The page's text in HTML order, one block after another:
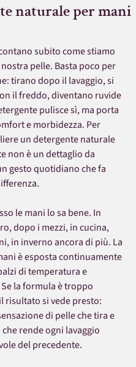
naturale per mani
subito come stiamo
pelle. Basta poco per
tirano dopo il lavaggio, si
il freddo, diventano ruvide
pulisce sì, ma porta
e morbidezza. Per
un detergente naturale
non è un dettaglio da
gesto quotidiano che fa
le mani lo sa bene. In
dopo i mezzi, in cucina,
in inverno ancora di più. La
è esposta continuamente
di temperatura e
la formula è troppo
risultato si vede presto:
di pelle che tira e
rende ogni lavaggio
del precedente.